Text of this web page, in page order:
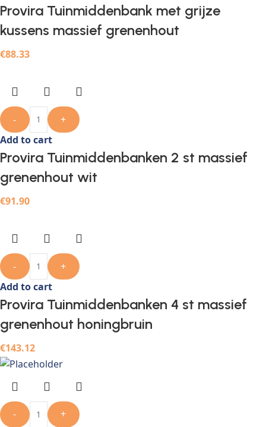
Provira Tuinmiddenbank met grijze
kussens massief grenenhout
€88.33
-
+
Add to cart
Provira Tuinmiddenbanken 2 st massief
grenenhout wit
€91.90
-
+
Add to cart
Provira Tuinmiddenbanken 4 st massief
grenenhout honingbruin
€143.12
-
+